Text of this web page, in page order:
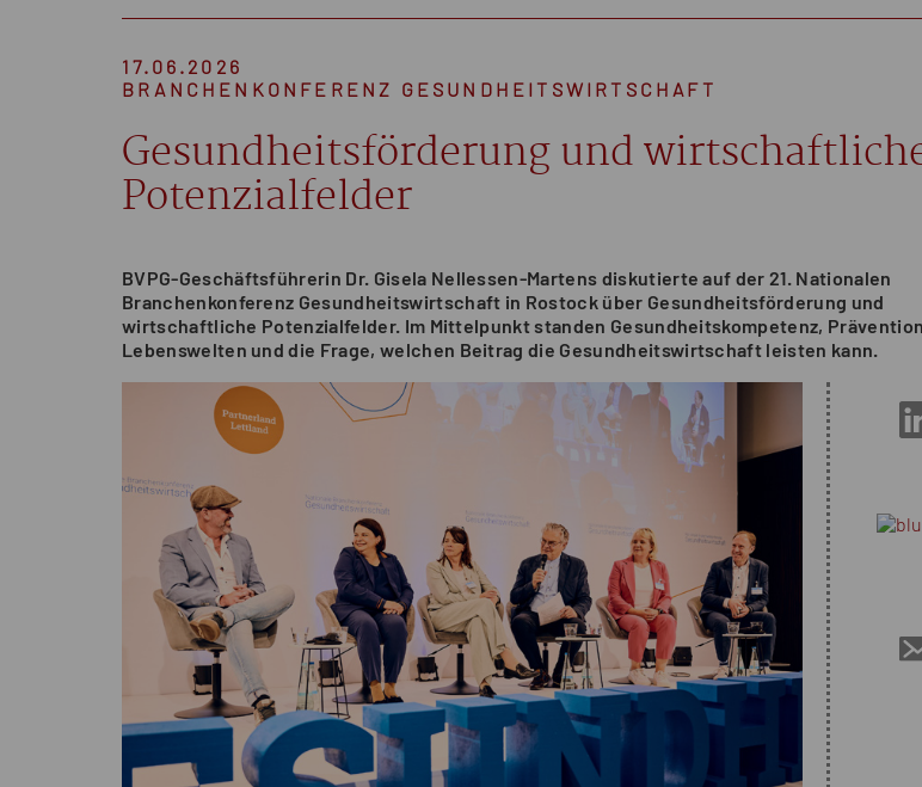
17.06.2026
BRANCHENKONFERENZ GESUNDHEITSWIRTSCHAFT
Gesundheitsförderung und
Potenzialfelder
BVPG-Geschäftsführerin Dr. Gisela Nellessen-Martens diskutierte auf der 21. Nationalen
Branchenkonferenz Gesundheitswirtschaft in Rostock über Gesundheitsförderung und
wirtschaftliche Potenzialfelder. Im Mittelpunkt standen Gesundheitskompetenz,
Lebenswelten und die Frage, welchen Beitrag die Gesundheitswirtschaft leisten kann.